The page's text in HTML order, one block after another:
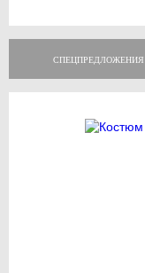
СПЕЦПРЕДЛОЖЕНИЯ